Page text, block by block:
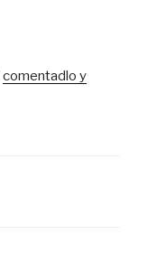
comentadlo y